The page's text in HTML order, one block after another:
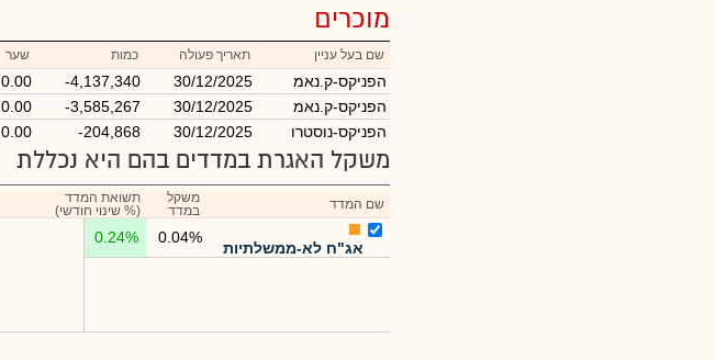
מוכרים
שם בעל עניין תאריך פעולה כמות שער
הפניקס-ק.נאמ 30/12/2025
-4,137,340
0.00
הפניקס-ק.נאמ
30/12/2025
-3,585,267
0.00
הפניקס-נוסטרו
30/12/2025
-204,868
0.00
משקל האגרת במדדים בהם היא נכללת
שם המדד
משקל
במדד
תשואת המדד
(% שינוי חודשי)
אג"ח לא-ממשלתיות
0.04%
0.24%